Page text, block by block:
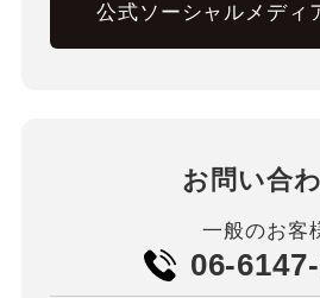
公式ソーシャルメディ
お問い合
一般のお客
06-